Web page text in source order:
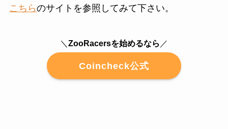
こちらのサイトを参照してみて下さい。
＼ ZooRacersを始めるなら ／
Coincheck公式